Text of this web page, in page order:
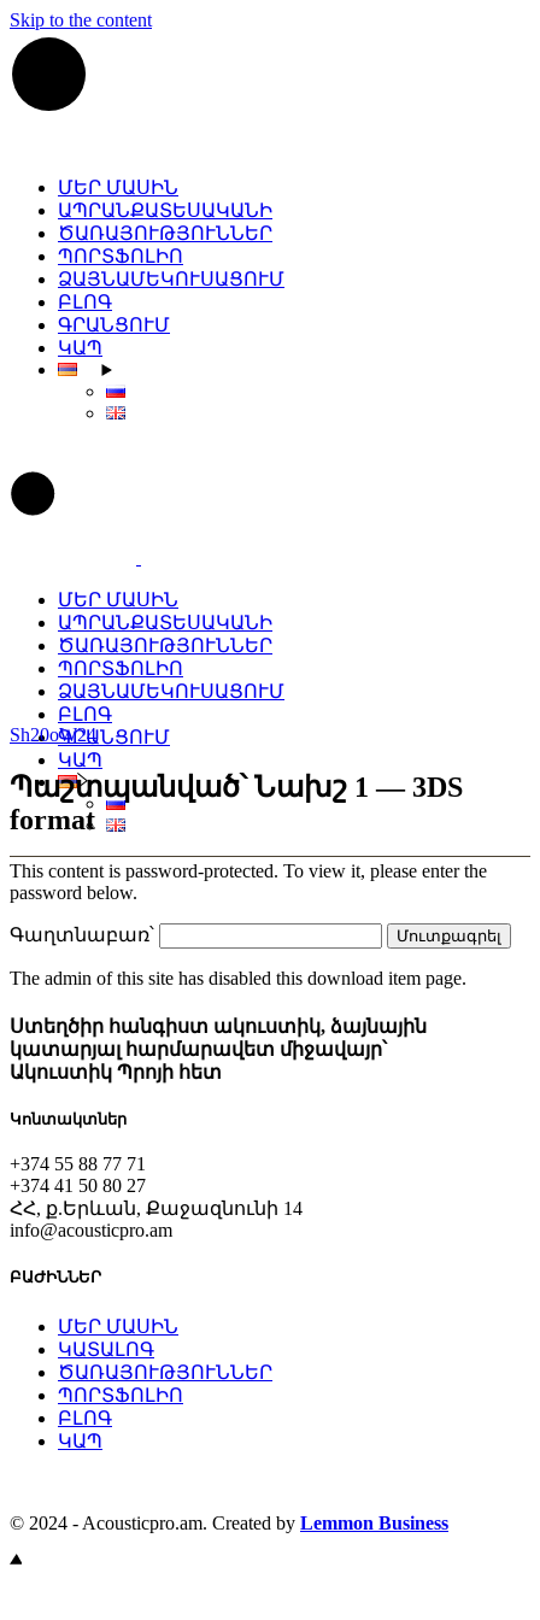
Skip to the content
ՄԵՐ ՄԱՍԻՆ
ԱՊՐԱՆՔԱՏԵՍԱԿԱՆԻ
ԾԱՌԱՅՈՒԹՅՈՒՆՆԵՐ
ՊՈՐՏՖՈԼԻՈ
ՁԱՅՆԱՄԵԿՈՒՍԱՑՈՒՄ
ԲԼՈԳ
ԳՐԱՆՑՈՒՄ
ԿԱՊ
ՄԵՐ ՄԱՍԻՆ
ԱՊՐԱՆՔԱՏԵՍԱԿԱՆԻ
ԾԱՌԱՅՈՒԹՅՈՒՆՆԵՐ
ՊՈՐՏՖՈԼԻՈ
ՁԱՅՆԱՄԵԿՈՒՍԱՑՈՒՄ
ԲԼՈԳ
ԳՐԱՆՑՈՒՄ
ԿԱՊ
Sh20oW24
Պաշտպանված՝ Նախշ 1 — 3DS
format
This content is password-protected. To view it, please enter the
password below.
Գաղտնաբառ՝
The admin of this site has disabled this download item page.
Ստեղծիր հանգիստ ակուստիկ, ձայնային
կատարյալ հարմարավետ միջավայր՝
Ակուստիկ Պրոյի հետ
Կոնտակտներ
+374 55 88 77 71
+374 41 50 80 27
ՀՀ, ք.Երևան, Քաջազնունի 14
info@acousticpro.am
ԲԱԺԻՆՆԵՐ
ՄԵՐ ՄԱՍԻՆ
ԿԱՏԱԼՈԳ
ԾԱՌԱՅՈՒԹՅՈՒՆՆԵՐ
ՊՈՐՏՖՈԼԻՈ
ԲԼՈԳ
ԿԱՊ
© 2024 - Acousticpro.am. Created by Lemmon Business